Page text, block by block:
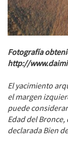
Fotografía
http://
El yacimiento
el margen
puede
Edad del Bronce,
declarada Bien